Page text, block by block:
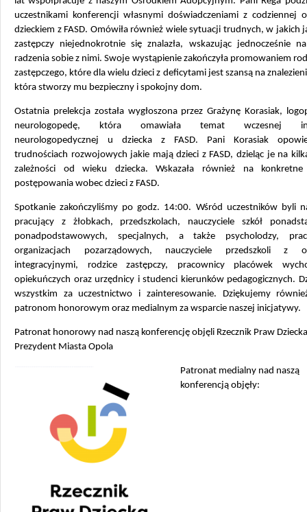
uczestnikami konferencji własnymi doświadczeniami z codziennej
dzieckiem z FASD. Omówiła również wiele sytuacji trudnych, w jakich
zastępczy niejednokrotnie się znalazła, wskazując jednocześnie
radzenia sobie z nimi. Swoje wystąpienie zakończyła promowaniem
zastępczego, które dla wielu dzieci z deficytami jest szansą na
która stworzy mu bezpieczny i spokojny dom.
Ostatnia prelekcja została wygłoszona przez Grażynę Korasiak,
neurologopedę, która omawiała temat wczesnej
neurologopedycznej u dziecka z FASD. Pani Korasiak
trudnościach rozwojowych jakie mają dzieci z FASD, dzieląc je na
zależności od wieku dziecka. Wskazała również na konkretne
postępowania wobec dzieci z FASD.
Spotkanie zakończyliśmy po godz. 14:00. Wśród uczestników byli
pracujący z żłobkach, przedszkolach, nauczyciele szkół
ponadpodstawowych, specjalnych, a także psycholodzy,
organizacjach pozarządowych, nauczyciele przedszkoli z
integracyjnymi, rodzice zastępczy, pracownicy placówek
opiekuńczych oraz urzędnicy i studenci kierunków pedagogicznych.
wszystkim za uczestnictwo i zainteresowanie. Dziękujemy
patronom honorowym oraz medialnym za wsparcie naszej inicjatywy.
Patronat honorowy nad naszą konferencję objęli Rzecznik Praw
Prezydent Miasta Opola
Patronat medialny nad naszą
konferencją objęły: